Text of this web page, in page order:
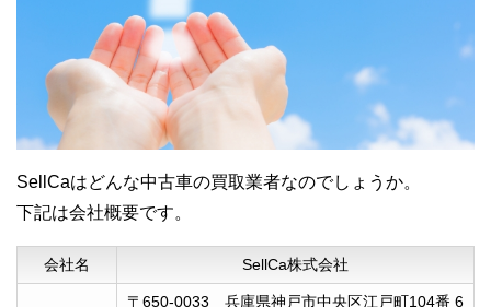
ので、手間が掛からずに安心して進められ
ました。
お世話になったので、仲介手数料の1万円も
安く感じます。
SellCaはどんな中古車の買取業者なのでしょうか。
下記は会社概要です。
会社名 SellCa株式会社
〒650-0033 兵庫県神戸市中央区江戸町104番 6